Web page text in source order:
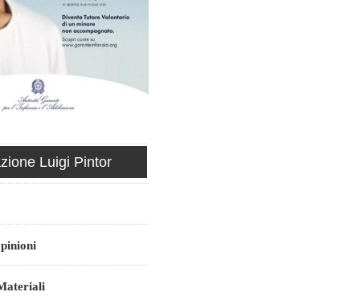
Luigi Pintor